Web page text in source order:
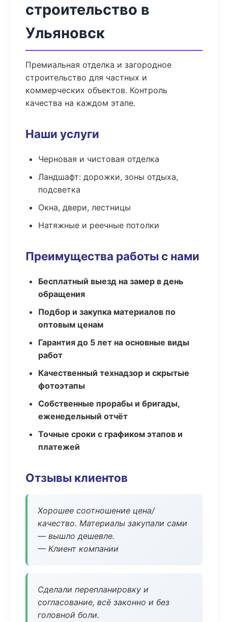
строительство в
Ульяновск
Премиальная отделка и загородное
строительство для частных и
коммерческих объектов. Контроль
качества на каждом этапе.
Наши услуги
Черновая и чистовая отделка
Ландшафт: дорожки, зоны отдыха,
подсветка
Окна, двери, лестницы
Натяжные и реечные потолки
Преимущества работы с нами
Бесплатный выезд на замер в день
обращения
Подбор и закупка материалов по
оптовым ценам
Гарантия до 5 лет на основные виды
работ
Качественный технадзор и скрытые
фотоэтапы
Собственные прорабы и бригады,
еженедельный отчёт
Точные сроки с графиком этапов и
платежей
Отзывы клиентов
Хорошее соотношение цена/
качество. Материалы закупали сами
— вышло дешевле.
— Клиент компании
Сделали перепланировку и
согласование, всё законно и без
головной боли.